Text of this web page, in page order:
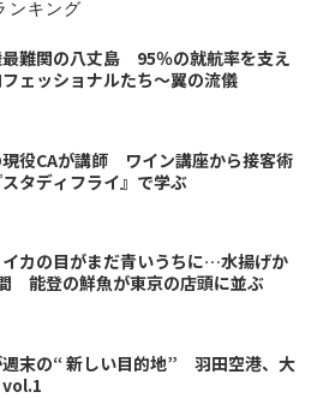
ンキング
難関の八丈島 95％の就航率を支え
ェッショナルたち～翼の流儀
現役CAが講師 ワイン講座から接客術
タディフライ』で学ぶ
カの目がまだ青いうちに…水揚げか
能登の鮮魚が東京の店頭に並ぶ
週末の“ 新しい目的地” 羽田空港、大